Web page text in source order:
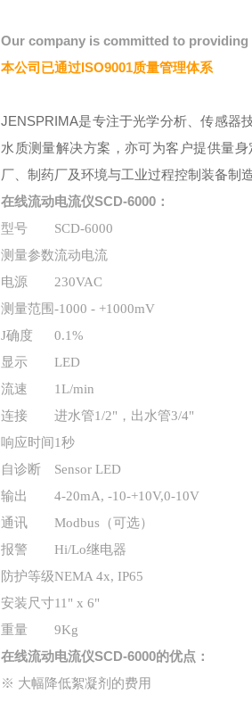
Our company is committed to
本公司已通过ISO9001质量管理体系
JENSPRIMA是专注于光学分析、传感器
水质测量解决方案，亦可为客户提供量
厂、制药厂及环境与工业过程控制装备制造
在线流动电流仪SCD-6000：
型号
SCD-6000
测量参数流动电流
电源
230VAC
测量范围-1000 - +1000mV
J确度
0.1%
显示
LED
流速
1L/min
连接
进水管1/2"，出水管3/4"
响应时间1秒
自诊断
Sensor LED
输出
4-20mA, -10-+10V,0-10V
通讯
Modbus（可选）
报警
Hi/Lo继电器
防护等级NEMA 4x, IP65
安装尺寸11" x 6"
重量
9Kg
在线流动电流仪SCD-6000的优点：
※ 大幅降低絮凝剂的费用